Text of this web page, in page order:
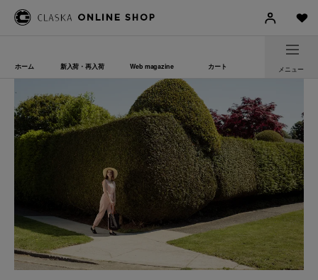
ホーム 新入荷・再入荷 Web magazine カート メニュー